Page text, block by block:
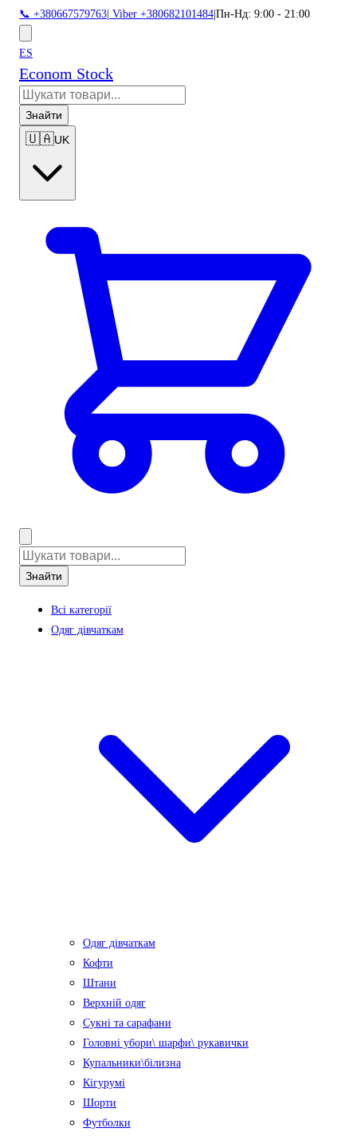
📞 +380667579763 Viber +380682101484 Пн-Нд: 9:00 - 21:00
ES
Econom Stock
Знайти
🇺🇦UK
Знайти
Всі категорії
Одяг дівчаткам
Одяг дівчаткам
Кофти
Штани
Верхній одяг
Сукні та сарафани
Головні убори\ шарфи\ рукавички
Купальники\білизна
Кігурумі
Шорти
Футболки